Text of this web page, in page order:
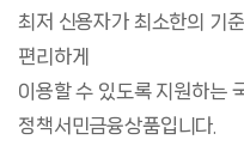
최저 신용자가 최소한의 기
편리하게
이용할 수 있도록 지원하는
정책서민금융상품입니다.